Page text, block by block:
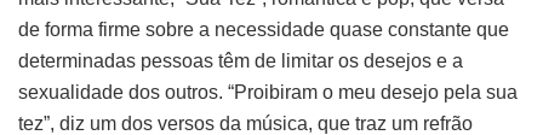
de forma firme sobre a necessidade quase constante que
determinadas pessoas têm de limitar os desejos e a
sexualidade dos outros. “Proibiram o meu desejo pela sua
tez”, diz um dos versos da música, que traz um refrão